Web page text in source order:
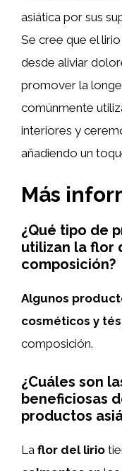
asiática por sus
Se cree que el
desde aliviar
promover la
comúnmente
interiores y
añadiendo un
Más
¿Qué tipo de
utilizan la flor
composición?
Algunos
cosméticos y tés
composición.
¿Cuáles son
beneficiosas
productos
La flor del lirio